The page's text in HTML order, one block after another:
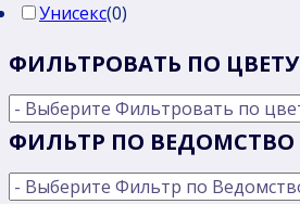
Унисекс(0)
ФИЛЬТРОВАТЬ ПО ЦВЕТУ
ФИЛЬТР ПО ВЕДОМСТВО